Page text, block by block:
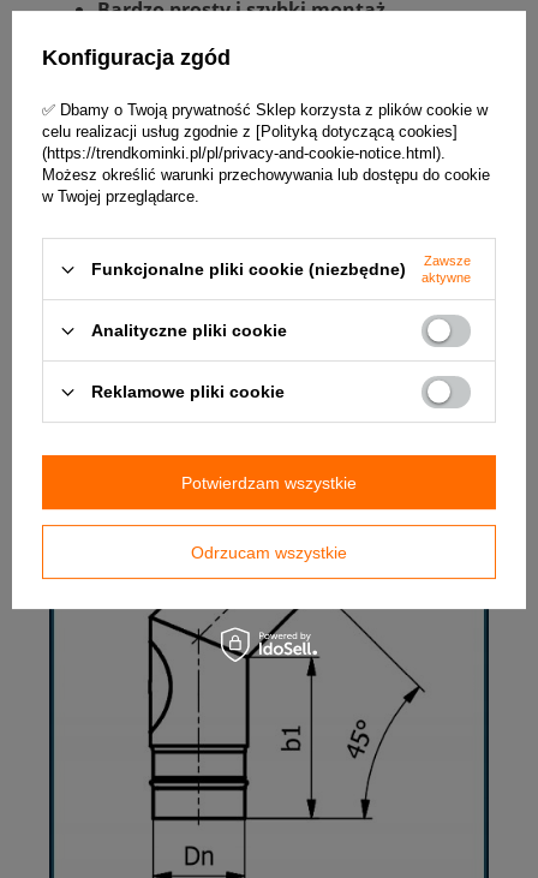
Bardzo prosty i szybki montaż
Niższa cena niż w przypadku systemów z
Wymiary kolana stałego KS100/45-CZ1,2SP
Średnica DN - 100 mm
Dw - 97,9 mm
Dn - 96,1 mm
b1 - 129 mm
Waga - 1,1 kg
Konfiguracja zgód
✅ Dbamy o Twoją prywatność Sklep korzysta z plików cookie w
celu realizacji usług zgodnie z [Polityką dotyczącą cookies]
(https://trendkominki.pl/pl/privacy-and-cookie-notice.html).
Możesz określić warunki przechowywania lub dostępu do cookie
w Twojej przeglądarce.
Funkcjonalne pliki cookie (niezbędne)
Zawsze
aktywne
Analityczne pliki cookie
Reklamowe pliki cookie
Odrzucam wszystkie
Potwierdzam wszystkie